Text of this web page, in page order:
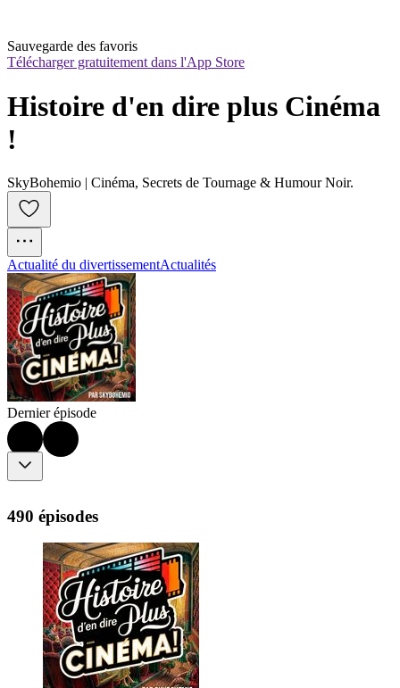
Sauvegarde des favoris
Télécharger gratuitement dans l'App Store
Histoire d'en dire plus Cinéma
!
SkyBohemio | Cinéma, Secrets de Tournage & Humour Noir.
Actualité du divertissementActualités
Dernier épisode
490 épisodes